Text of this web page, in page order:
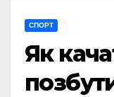
СПОРТ
Як